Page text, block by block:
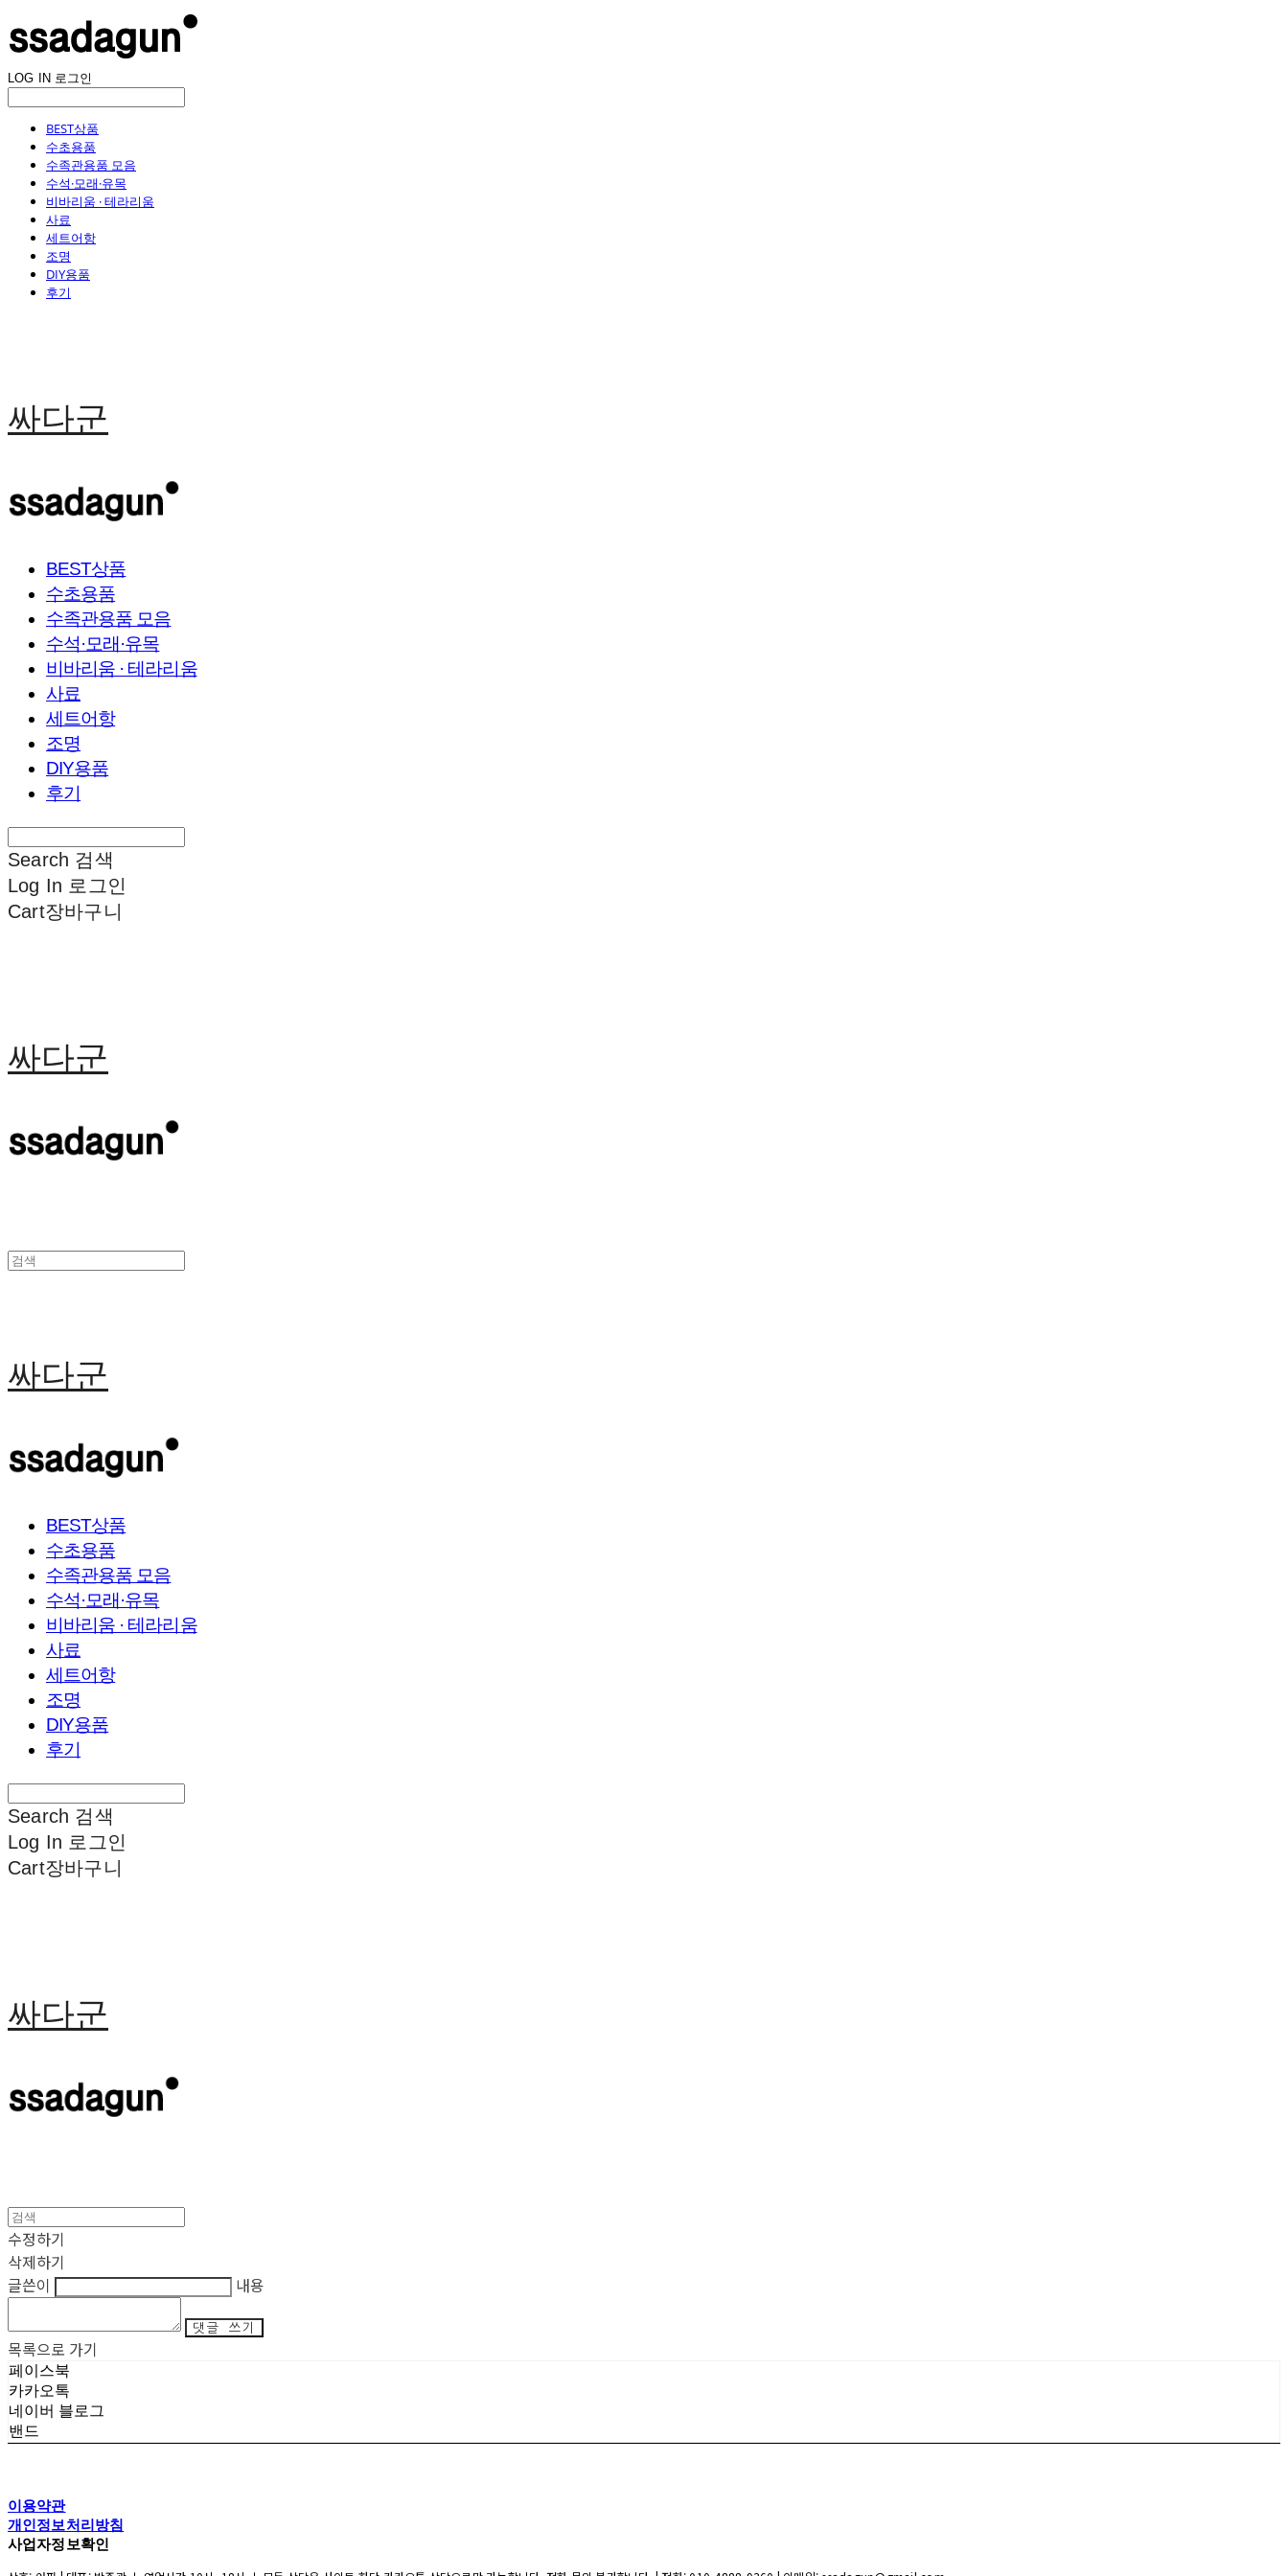
LOG IN 로그인
BEST상품
수초용품
수족관용품 모음
수석·모래·유목
비바리움 · 테라리움
사료
세트어항
조명
DIY용품
후기
싸다군
BEST상품
수초용품
수족관용품 모음
수석·모래·유목
비바리움 · 테라리움
사료
세트어항
조명
DIY용품
후기
Search 검색
Log In 로그인
Cart장바구니
싸다군
싸다군
BEST상품
수초용품
수족관용품 모음
수석·모래·유목
비바리움 · 테라리움
사료
세트어항
조명
DIY용품
후기
Search 검색
Log In 로그인
Cart장바구니
싸다군
수정하기
삭제하기
글쓴이
내용
댓글 쓰기
목록으로 가기
페이스북
카카오톡
네이버 블로그
밴드
이용약관
개인정보처리방침
사업자정보확인